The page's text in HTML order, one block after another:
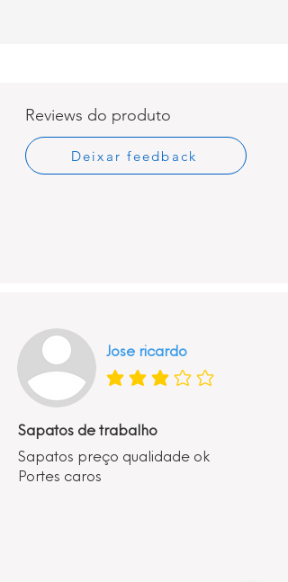
Reviews do produto
Deixar feedback
Jose ricardo
classificação média é 3 de 5
Sapatos de trabalho
Sapatos preço qualidade ok
Portes caros